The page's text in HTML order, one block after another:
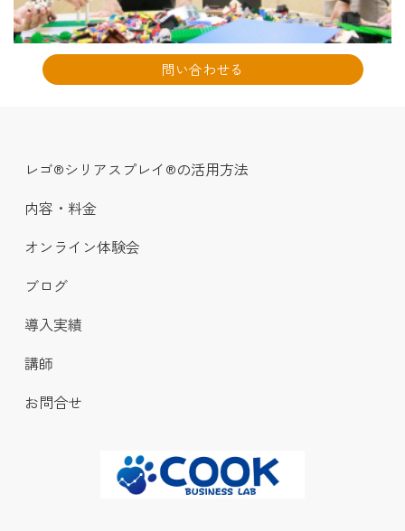
問い合わせる
レゴ®シリアスプレイ®の活用方法
内容・料金
オンライン体験会
ブログ
導入実績
講師
お問合せ